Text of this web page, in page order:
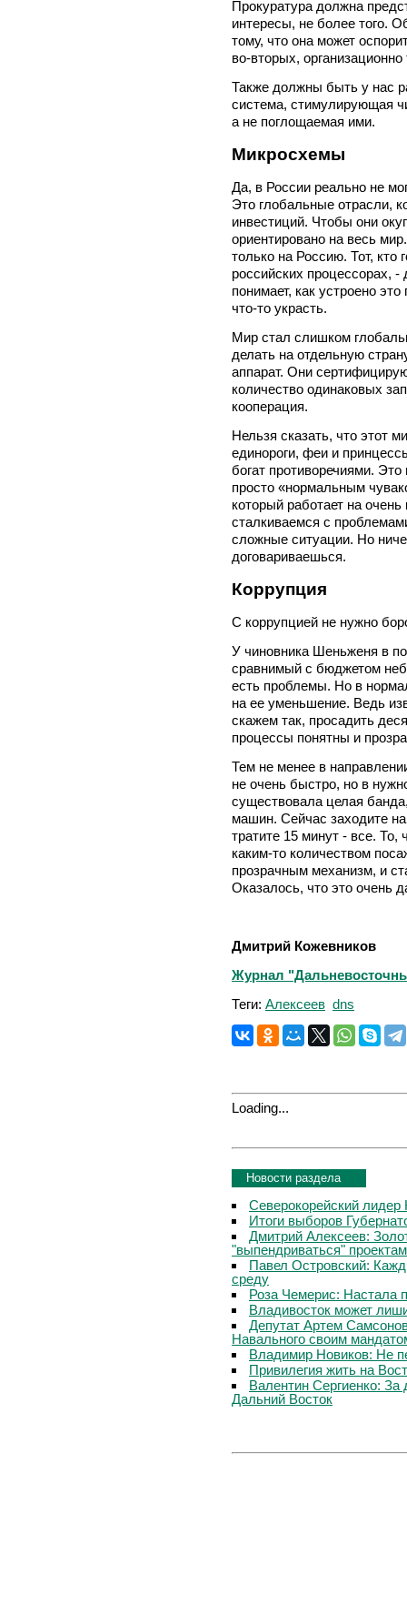
Прокуратура должна
интересы, не более того.
тому, что она может
во-вторых,
Также должны быть у нас
система, стимулирующая
а не поглощаемая ими.
Микросхемы
Да, в России реально не
Это глобальные отрасли,
инвестиций. Чтобы они
ориентировано на весь
только на Россию. Тот, кто
российских процессорах,
понимает, как устроено
что-то украсть.
Мир стал слишком
делать на отдельную
аппарат. Они
количество одинаковых
кооперация.
Нельзя сказать, что этот
единороги, феи и
богат противоречиями.
просто «нормальным
который работает на
сталкиваемся с
сложные ситуации. Но
договариваешься.
Коррупция
С коррупцией не нужно
У чиновника Шеньженя в
сравнимый с бюджетом
есть проблемы. Но в
на ее уменьшение. Ведь
скажем так, просадить
процессы понятны и
Тем не менее в
не очень быстро, но в
существовала целая
машин. Сейчас заходите
тратите 15 минут - все. То,
каким-то количеством
прозрачным механизм, и
Оказалось, что это очень
Дмитрий Кожевников
Журнал
Теги: Алексеев dns
Loading...
Новости раздела
Северокорейский
Итоги выборов
Дмитрий Алексеев:
"выпендриваться"
Павел Островский:
среду
Роза Чемерис: Настала
Владивосток может
Депутат Артем
Навального своим
Владимир Новиков: Не
Привилегия жить на
Валентин Сергиенко:
Дальний Восток